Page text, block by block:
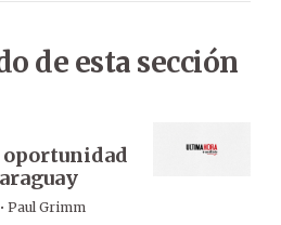
de esta sección
oportunidad
· Paul Grimm